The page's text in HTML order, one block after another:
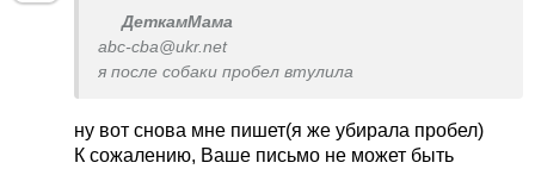
ДеткамМама
abc-cba@ukr.net
я после собаки пробел втулила
ну вот снова мне пишет(я же убирала пробел)
К сожалению, Ваше письмо не может быть